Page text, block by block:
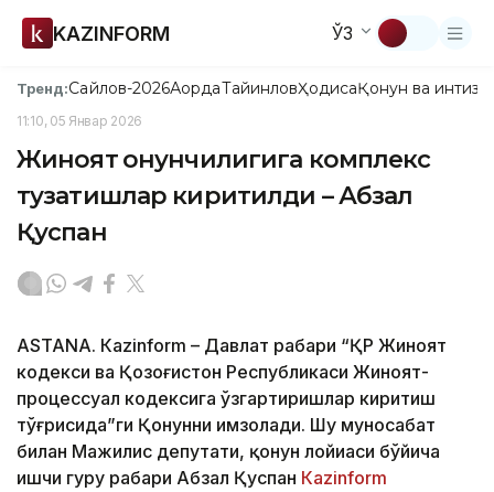
KAZINFORM ЎЗ
Тренд:Сайлов-2026АқордаТайинловҲодисаҚонун ва
11:10, 05 Январ 2026
Жиноят қонунчилигига комплекс
тузатишлар киритилди – Абзал
Қуспан
ASTANА. Кazinform – Давлат раҳбари “ҚР Жиноят
кодекси ва Қозоғистон Республикаси Жиноят-
процессуал кодексига ўзгартиришлар киритиш
тўғрисида”ги Қонунни имзолади. Шу муносабат
билан Мажилис депутати, қонун лойиҳаси бўйича
ишчи гуруҳ раҳбари Абзал Қуспан Кazinform